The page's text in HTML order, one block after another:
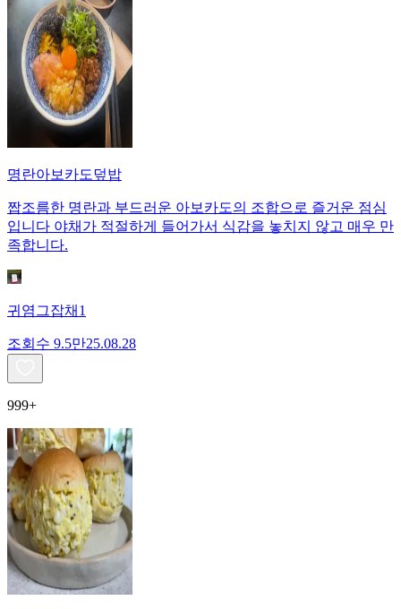
명란아보카도덮밥
짭조름한 명란과 부드러운 아보카도의 조합으로 즐거운 점심
입니다 야채가 적절하게 들어가서 식감을 놓치지 않고 매우 만
족합니다.
귀염그잡채1
조회수 9.5만25.08.28
999+